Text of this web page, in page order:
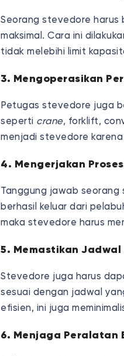
Seorang stevedore harus
maksimal. Cara ini
tidak melebihi limit
3. Mengoperasikan
Petugas stevedore juga
seperti crane, forklift,
menjadi stevedore
4. Mengerjakan
Tanggung jawab seorang
berhasil keluar dari
maka stevedore harus
5. Memastikan Jadwal
Stevedore juga harus
sesuai dengan jadwal
efisien, ini juga
6. Menjaga Peralatan